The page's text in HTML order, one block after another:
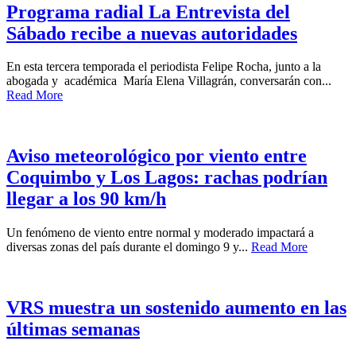
Programa radial La Entrevista del
Sábado recibe a nuevas autoridades
En esta tercera temporada el periodista Felipe Rocha, junto a la
abogada y académica María Elena Villagrán, conversarán con...
Read More
Aviso meteorológico por viento entre
Coquimbo y Los Lagos: rachas podrían
llegar a los 90 km/h
Un fenómeno de viento entre normal y moderado impactará a
diversas zonas del país durante el domingo 9 y... Read More
VRS muestra un sostenido aumento en las
últimas semanas